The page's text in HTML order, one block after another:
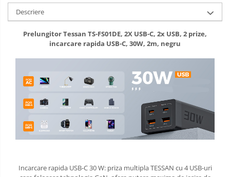
Descriere
Prelungitor Tessan ‎TS-FS01DE, 2X USB-C, 2x USB, 2 prize,
incarcare rapida USB-C, 30W, 2m, negru
Incarcare rapida USB-C 30 W: priza multipla TESSAN cu 4 USB-uri